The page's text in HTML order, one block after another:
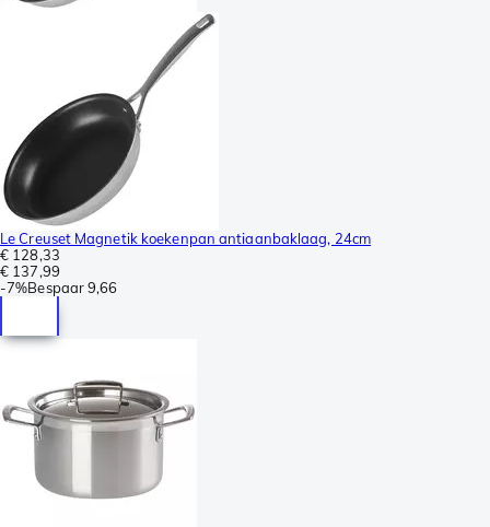
Le Creuset Magnetik koekenpan antiaanbaklaag, 24cm
€ 128,33
€ 137,99
-7%Bespaar9,66